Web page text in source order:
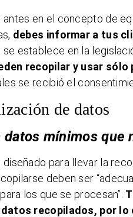
antes en el concepto de
debes informar a tus
se establece en la
recopilar y usar sólo
se recibió el
de datos
datos mínimos que
diseñado para llevar la
deben ser
los que se procesan”.
recopilados, por lo